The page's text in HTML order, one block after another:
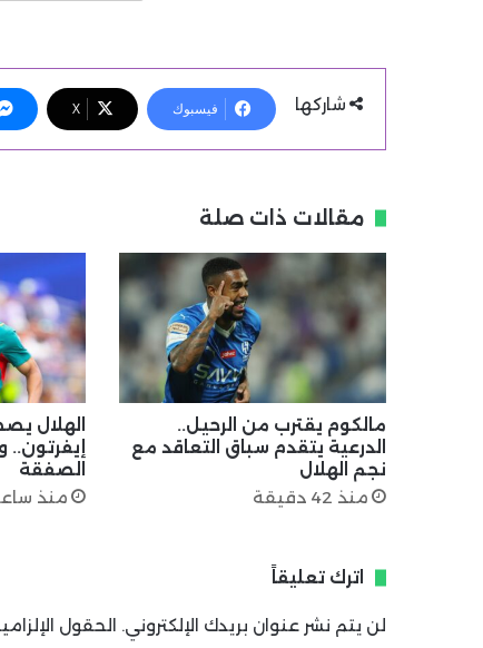
شاركها فيسبوك X
مقالات ذات صلة
مالكوم يقترب من الرحيل..
الدرعية يتقدم سباق التعاقد مع
نجم الهلال
منذ 42 دقيقة
الهلال
الصفقة
منذ
اترك تعليقاً
لن يتم نشر عنوان بريدك الإلكتروني. الحقول